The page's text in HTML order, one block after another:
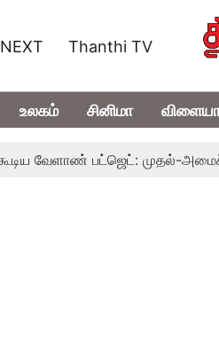
Thanthi TV
உலகம் சினிமா
பட்ஜெட்: முதல்-அமைச்சர்